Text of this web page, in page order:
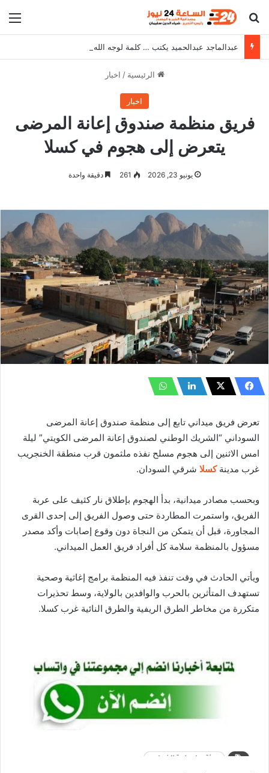
بحث عن
عبدالماجد عبدالحميد يكتب … كلمة لوجه الله .. ثم للتاريخ..
الرئيسية / اخبار
اخبار
فريق منظمة صندوق إعانة المرضى
يتعرض إلى هجوم في كسلا
يونيو 23, 2026 261 دقيقة واحدة
تعرض فريق ميداني تابع إلى منظمة صندوق إعانة المرضى
السوداني “الشريك الوطني لصندوق إعانة المرضى الكويتي” ليلة
امس الاثنين إلى هجوم مسلح نفذه ملثمون قرب منطقة الخنجريب
غرب مدينةكسلا شرقي السودان.
وبحسب مصادر ميدانية، بدأ الهجوم بإطلاق نار كثيف على عربة
الفريق، واستمرت المطاردة حتى وصول الفريق إلى إحدى القرى
المجاورة، قبل أن يتمكن من النجاة دون وقوع إصابات وأكد مصدر
مسؤول بالمنظمة سلامة كل أفراد فريق العمل الميداني.
ويأتي الحادث في وقت تنفذ فيه المنظمة برامج إغاثية وصحية
تستهدف المتأثرين بالحرب والوافدين بالولاية، وسط تحذيرات
متكررة من مخاطر الطرق الريفية والطرق النائية غرب كسلا.